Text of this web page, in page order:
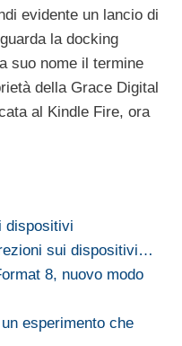
evidente un lancio di
la docking
suo nome il termine
della Grace Digital
al Kindle Fire, ora
dispositivi
sui dispositivi…
8, nuovo modo
esperimento che